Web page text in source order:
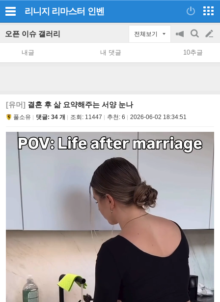
리니지 리마스터 인벤
오픈 이슈 갤러리 전체보기
공
지
on/off
검
색
글
쓰
내글 내 댓글 10추글
[유머] 결혼 후 삶 요약해주는 서양 눈나
풀소유 댓글: 34 개 조회: 11447 추천: 6 2026-06-02 18:34:51